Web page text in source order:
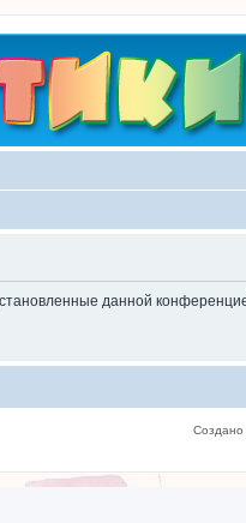
данной
Создано